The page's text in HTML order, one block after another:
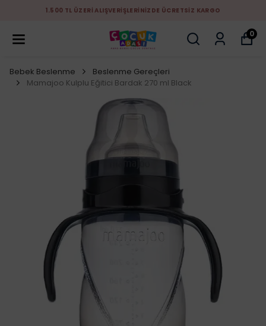
1.500 TL ÜZERİ ALIŞVERİŞLERİNİZDE ÜCRETSİZ KARGO
0
Bebek Beslenme
Beslenme Gereçleri
Mamajoo Kulplu Eğitici Bardak 270 ml Black